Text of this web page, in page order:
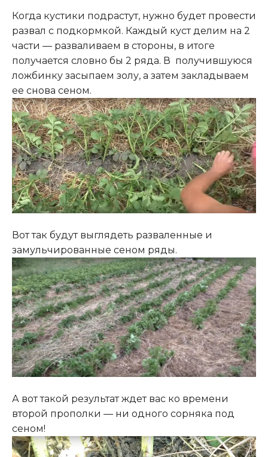
Когда кустики подрастут, нужно будет провести
развал с подкормкой. Каждый куст делим на 2
части — разваливаем в стороны, в итоге
получается словно бы 2 ряда. В получившуюся
ложбинку засыпаем золу, а затем закладываем
ее снова сеном.
Вот так будут выглядеть разваленные и
замульчированные сеном ряды.
А вот такой результат ждет вас ко времени
второй прополки — ни одного сорняка под
сеном!